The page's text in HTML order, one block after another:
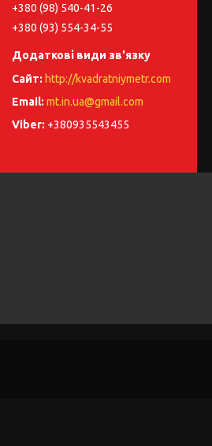
+380 (98) 540-41-26
+380 (93) 554-34-55
http://kvadratniymetr.com
mt.in.ua@gmail.com
+380935543455